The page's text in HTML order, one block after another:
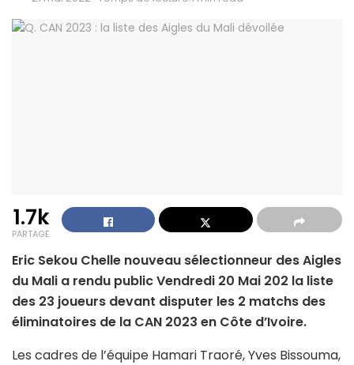
1.7k
PARTAGE
Eric Sekou Chelle nouveau sélectionneur des Aigles
du Mali a rendu public Vendredi 20 Mai 202 la liste
des 23 joueurs devant disputer les 2 matchs des
éliminatoires de la CAN 2023 en Côte d’Ivoire.
Les cadres de l’équipe Hamari Traoré, Yves Bissouma,